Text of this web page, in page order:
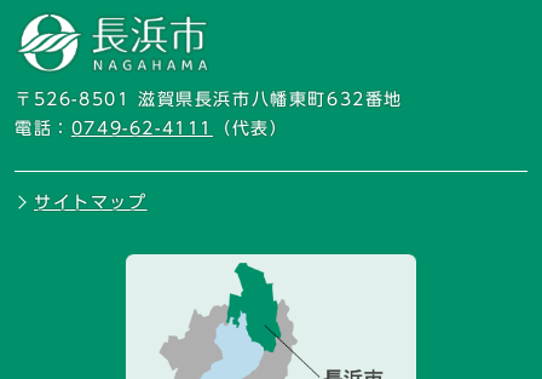
〒526-8501 滋賀県長浜市八幡東町632番地
電話： 0749-62-4111 （代表）
サイトマップ